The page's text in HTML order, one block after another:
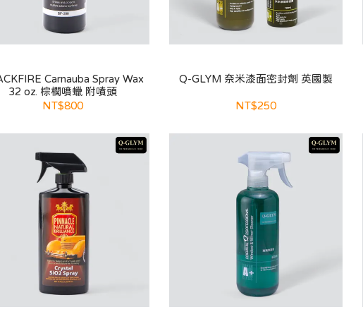
Carnauba Spray Wax
32 oz. 棕櫚噴蠟 附噴頭
NT$800
Q-GLYM 奈米漆面密封劑 英國製
NT$250